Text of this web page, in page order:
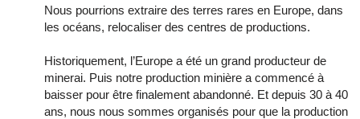
Nous pourrions extraire des terres rares en Europe, dans
les océans, relocaliser des centres de productions.
Historiquement, l’Europe a été un grand producteur de
minerai. Puis notre production minière a commencé à
baisser pour être finalement abandonné. Et depuis 30 à 40
ans, nous nous sommes organisés pour que la production